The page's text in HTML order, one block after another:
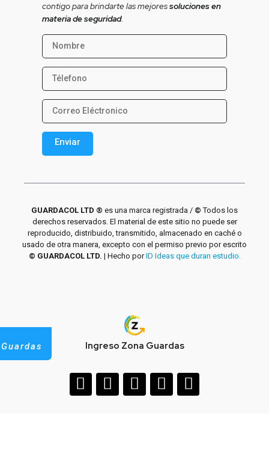
contigo para brindarte las mejoressoluciones en
materia de seguridad.
Enviar
GUARDACOL LTD ® es una marca registrada / © Todos los
derechos reservados. El material de este sitio no puede ser
reproducido, distribuido, transmitido, almacenado en caché o
usado de otra manera, excepto con el permiso previo por escrito
© GUARDACOL LTD. | Hecho porID Ideas que duran estudio.
Ingreso Zona Guardas